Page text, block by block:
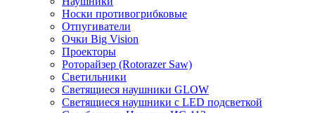
Носки противогрибковые
Отпугиватели
Очки Big Vision
Проекторы
Роторайзер (Rotorazer Saw)
Светильники
Светящиеся наушники GLOW
Светящиеся наушники с LED подсветкой